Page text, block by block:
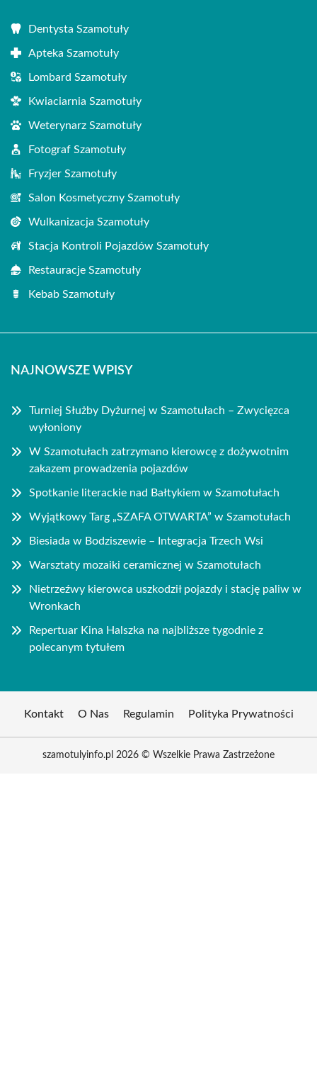
Dentysta Szamotuły
Apteka Szamotuły
Lombard Szamotuły
Kwiaciarnia Szamotuły
Weterynarz Szamotuły
Fotograf Szamotuły
Fryzjer Szamotuły
Salon Kosmetyczny Szamotuły
Wulkanizacja Szamotuły
Stacja Kontroli Pojazdów Szamotuły
Restauracje Szamotuły
Kebab Szamotuły
NAJNOWSZE WPISY
Turniej Służby Dyżurnej w Szamotułach – Zwycięzca
wyłoniony
W Szamotułach zatrzymano kierowcę z dożywotnim
zakazem prowadzenia pojazdów
Spotkanie literackie nad Bałtykiem w Szamotułach
Wyjątkowy Targ „SZAFA OTWARTA” w Szamotułach
Biesiada w Bodziszewie – Integracja Trzech Wsi
Warsztaty mozaiki ceramicznej w Szamotułach
Nietrzeźwy kierowca uszkodził pojazdy i stację paliw w
Wronkach
Repertuar Kina Halszka na najbliższe tygodnie z
polecanym tytułem
Kontakt O Nas Regulamin Polityka Prywatności
szamotulyinfo.pl 2026 © Wszelkie Prawa Zastrzeżone